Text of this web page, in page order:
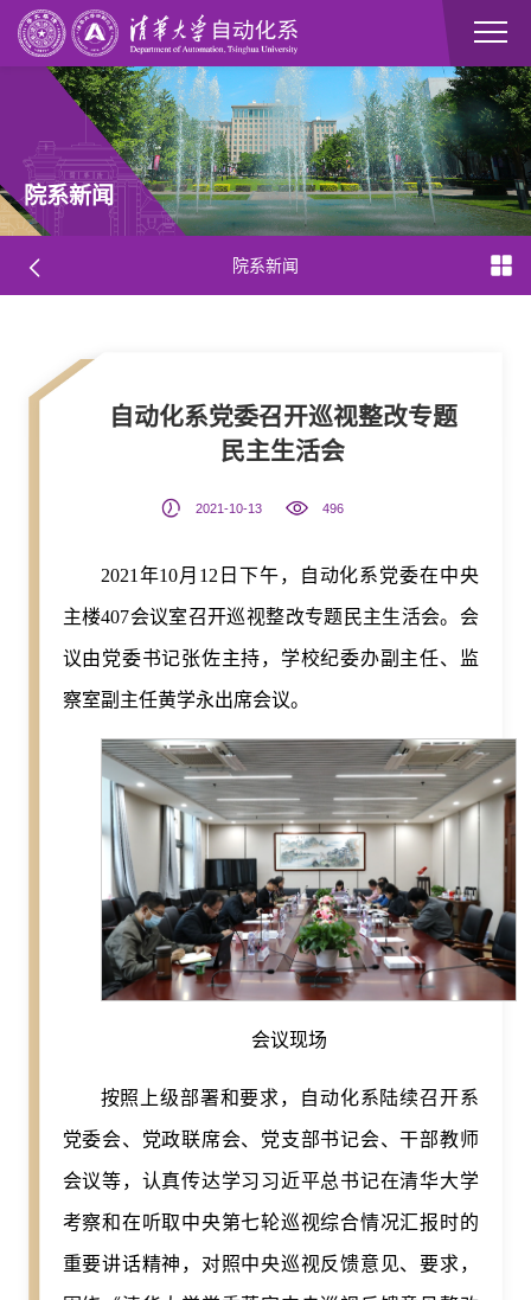
院系新闻
院系新闻
自动化系党委召开巡视整改专题
民主生活会
2021-10-13 496
2021年10月12日下午，自动化系党委在中央
主楼407会议室召开巡视整改专题民主生活会。会
议由党委书记张佐主持，学校纪委办副主任、监
察室副主任黄学永出席会议。
会议现场
按照上级部署和要求，自动化系陆续召开系
党委会、党政联席会、党支部书记会、干部教师
会议等，认真传达学习习近平总书记在清华大学
考察和在听取中央第七轮巡视综合情况汇报时的
重要讲话精神，对照中央巡视反馈意见、要求，